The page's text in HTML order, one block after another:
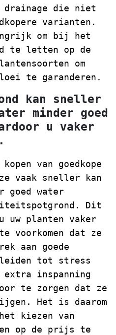
drainage die niet
varianten.
om bij het
te letten op de
om
te garanderen.
kan sneller
minder goed
u vaker
van goedkope
vaak sneller kan
goed water
Dit
uw planten vaker
voorkomen dat ze
aan goede
tot stress
extra inspanning
te zorgen dat ze
Het is daarom
kiezen van
op de prijs te